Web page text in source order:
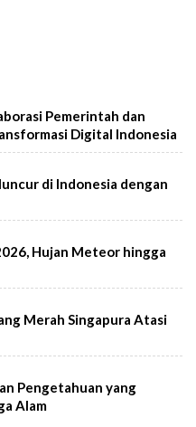
Pemerintah dan
Digital Indonesia
di Indonesia dengan
Hujan Meteor hingga
Merah Singapura Atasi
Pengetahuan yang
Alam